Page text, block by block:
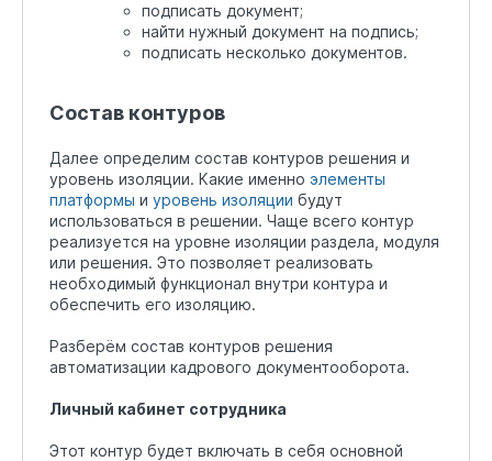
подписать документ;
найти нужный документ на подпись;
подписать несколько документов.
Состав контуров
Далее определим состав контуров решения и
уровень изоляции. Какие именно элементы
платформы и уровень изоляции будут
использоваться в решении. Чаще всего контур
реализуется на уровне изоляции раздела, модуля
или решения. Это позволяет реализовать
необходимый функционал внутри контура и
обеспечить его изоляцию.
Разберём состав контуров решения
автоматизации кадрового документооборота.
Личный кабинет сотрудника
Этот контур будет включать в себя основной